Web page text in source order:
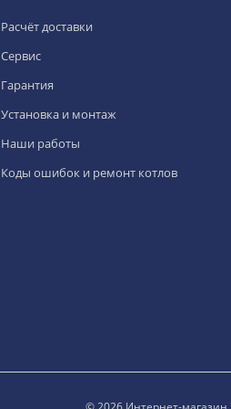
Расчёт доставки
Сервис
Гарантия
Установка и монтаж
Наши работы
Коды ошибок и ремонт котлов